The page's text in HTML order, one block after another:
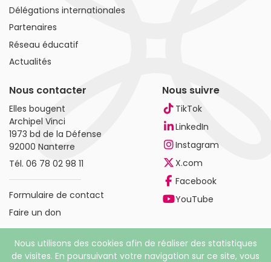
Délégations internationales
Partenaires
Réseau éducatif
Actualités
Nous contacter
Elles bougent
Archipel Vinci
1973 bd de la Défense
92000 Nanterre
Tél. 06 78 02 98 11
Formulaire de contact
Faire un don
Nous suivre
TikTok
LinkedIn
Instagram
X.com
Facebook
YouTube
Nous utilisons des cookies afin de réaliser des statistiques
de visites. En poursuivant votre navigation sur ce site, vous